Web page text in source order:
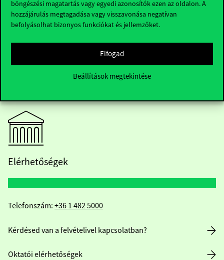
böngészési magatartás vagy egyedi azonosítók ezen az oldalon. A
hozzájárulás megtagadása vagy visszavonása negatívan
befolyásolhat bizonyos funkciókat és jellemzőket.
Elfogad
Beállítások megtekintése
Elérhetőségek
Telefonszám: +36 1 482 5000
Kérdésed van a felvételivel kapcsolatban?
Oktatói elérhetőségek